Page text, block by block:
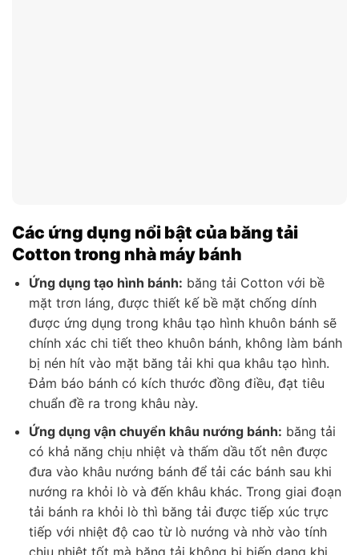
Các ứng dụng nổi bật của băng tải
Cotton trong nhà máy bánh
Ứng dụng tạo hình bánh: băng tải Cotton với bề
mặt trơn láng, được thiết kế bề mặt chống dính
được ứng dụng trong khâu tạo hình khuôn bánh sẽ
chính xác chi tiết theo khuôn bánh, không làm bánh
bị nén hít vào mặt băng tải khi qua khâu tạo hình.
Đảm báo bánh có kích thước đồng điều, đạt tiêu
chuẩn đề ra trong khâu này.
Ứng dụng vận chuyển khâu nướng bánh: băng tải
có khả năng chịu nhiệt và thấm dầu tốt nên được
đưa vào khâu nướng bánh để tải các bánh sau khi
nướng ra khỏi lò và đến khâu khác. Trong giai đoạn
tải bánh ra khỏi lò thì băng tải được tiếp xúc trực
tiếp với nhiệt độ cao từ lò nướng và nhờ vào tính
chịu nhiệt tốt mà băng tải không bị biến dạng khi